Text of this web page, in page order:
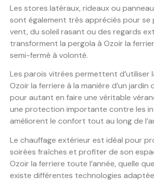
Les stores latéraux, rideaux ou
sont également très appréciés pour se
vent, du soleil rasant ou des regards
transforment la pergola à Ozoir la
semi-fermé à volonté.
Les parois vitrées permettent d’utiliser
Ozoir la ferriere à la manière d’un jardin
pour autant en faire une véritable
une protection importante contre les
améliorent le confort tout au long de
Le chauffage extérieur est idéal pour
soirées fraîches et profiter de son
Ozoir la ferriere toute l’année, quelle
existe différentes technologies